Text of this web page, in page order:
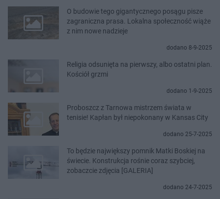
O budowie tego gigantycznego posągu pisze
zagraniczna prasa. Lokalna społeczność wiąże
z nim nowe nadzieje
dodano 8-9-2025
Religia odsunięta na pierwszy, albo ostatni plan.
Kościół grzmi
dodano 1-9-2025
Proboszcz z Tarnowa mistrzem świata w
tenisie! Kapłan był niepokonany w Kansas City
dodano 25-7-2025
To będzie największy pomnik Matki Boskiej na
świecie. Konstrukcja rośnie coraz szybciej,
zobaczcie zdjęcia [GALERIA]
dodano 24-7-2025